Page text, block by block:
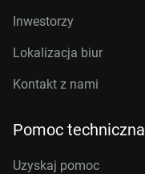
Inwestorzy
Lokalizacja biur
Kontakt z nami
Pomoc techniczna
Uzyskaj pomoc